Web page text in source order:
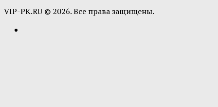
VIP-PK.RU © 2026. Все права защищены.